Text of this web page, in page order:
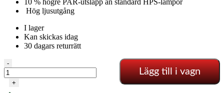
Hög ljusutgång
I lager
Kan skickas idag
30 dagars returrätt
Cultilite
Hps
600w
-
+
Lägg till i vagn